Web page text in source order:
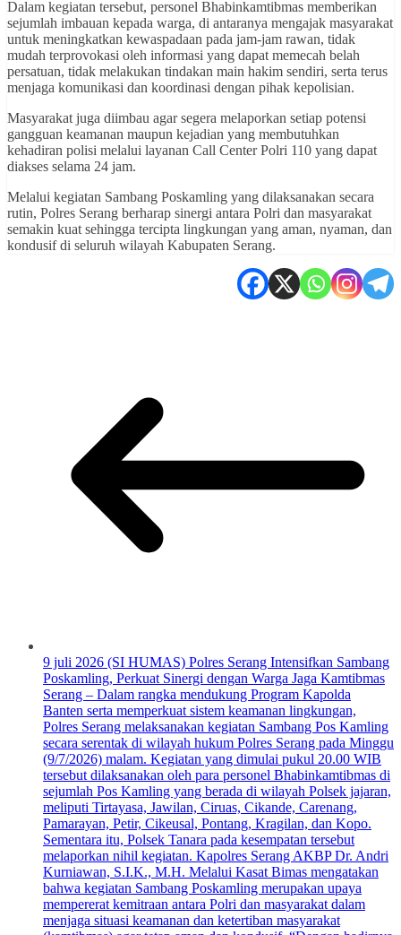
Dalam kegiatan tersebut, personel Bhabinkamtibmas memberikan
sejumlah imbauan kepada warga, di antaranya mengajak masyarakat
untuk meningkatkan kewaspadaan pada jam-jam rawan, tidak
mudah terprovokasi oleh informasi yang dapat memecah belah
persatuan, tidak melakukan tindakan main hakim sendiri, serta terus
menjaga komunikasi dan koordinasi dengan pihak kepolisian.
Masyarakat juga diimbau agar segera melaporkan setiap potensi
gangguan keamanan maupun kejadian yang membutuhkan
kehadiran polisi melalui layanan Call Center Polri 110 yang dapat
diakses selama 24 jam.
Melalui kegiatan Sambang Poskamling yang dilaksanakan secara
rutin, Polres Serang berharap sinergi antara Polri dan masyarakat
semakin kuat sehingga tercipta lingkungan yang aman, nyaman, dan
kondusif di seluruh wilayah Kabupaten Serang.
9 juli 2026 (SI HUMAS) Polres Serang Intensifkan Sambang
Poskamling, Perkuat Sinergi dengan Warga Jaga Kamtibmas
Serang – Dalam rangka mendukung Program Kapolda
Banten serta memperkuat sistem keamanan lingkungan,
Polres Serang melaksanakan kegiatan Sambang Pos Kamling
secara serentak di wilayah hukum Polres Serang pada Minggu
(9/7/2026) malam. Kegiatan yang dimulai pukul 20.00 WIB
tersebut dilaksanakan oleh para personel Bhabinkamtibmas di
sejumlah Pos Kamling yang berada di wilayah Polsek jajaran,
meliputi Tirtayasa, Jawilan, Ciruas, Cikande, Carenang,
Pamarayan, Petir, Cikeusal, Pontang, Kragilan, dan Kopo.
Sementara itu, Polsek Tanara pada kesempatan tersebut
melaporkan nihil kegiatan. Kapolres Serang AKBP Dr. Andri
Kurniawan, S.I.K., M.H. Melalui Kasat Bimas mengatakan
bahwa kegiatan Sambang Poskamling merupakan upaya
mempererat kemitraan antara Polri dan masyarakat dalam
menjaga situasi keamanan dan ketertiban masyarakat